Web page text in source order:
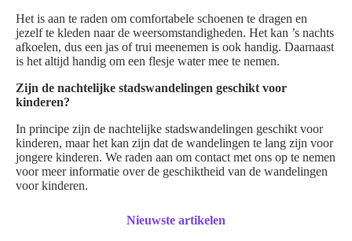
Het is aan te raden om comfortabele schoenen te dragen en
jezelf te kleden naar de weersomstandigheden. Het kan ’s nachts
afkoelen, dus een jas of trui meenemen is ook handig. Daarnaast
is het altijd handig om een flesje water mee te nemen.
Zijn de nachtelijke stadswandelingen geschikt voor
kinderen?
In principe zijn de nachtelijke stadswandelingen geschikt voor
kinderen, maar het kan zijn dat de wandelingen te lang zijn voor
jongere kinderen. We raden aan om contact met ons op te nemen
voor meer informatie over de geschiktheid van de wandelingen
voor kinderen.
Nieuwste artikelen